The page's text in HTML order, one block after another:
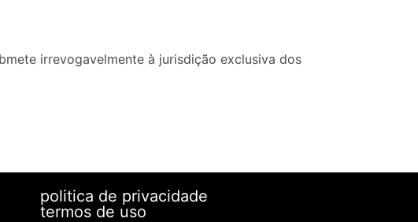
irrevogavelmente à jurisdição exclusiva dos
politica de privacidade
termos de uso